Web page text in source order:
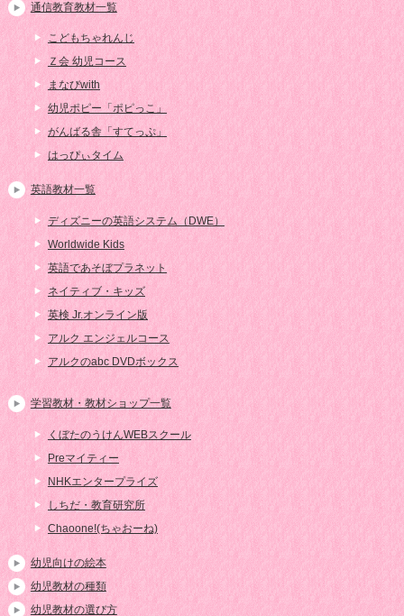
通信教育教材一覧
こどもちゃれんじ
Ｚ会 幼児コース
まなびwith
幼児ポピー「ポピっこ」
がんばる舎「すてっぷ」
はっぴぃタイム
英語教材一覧
ディズニーの英語システム（DWE）
Worldwide Kids
英語であそぼプラネット
ネイティブ・キッズ
英検 Jr.オンライン版
アルク エンジェルコース
アルクのabc DVDボックス
学習教材・教材ショップ一覧
くぼたのうけんWEBスクール
Preマイティー
NHKエンタープライズ
しちだ・教育研究所
Chaoone!(ちゃおーね)
幼児向けの絵本
幼児教材の種類
幼児教材の選び方